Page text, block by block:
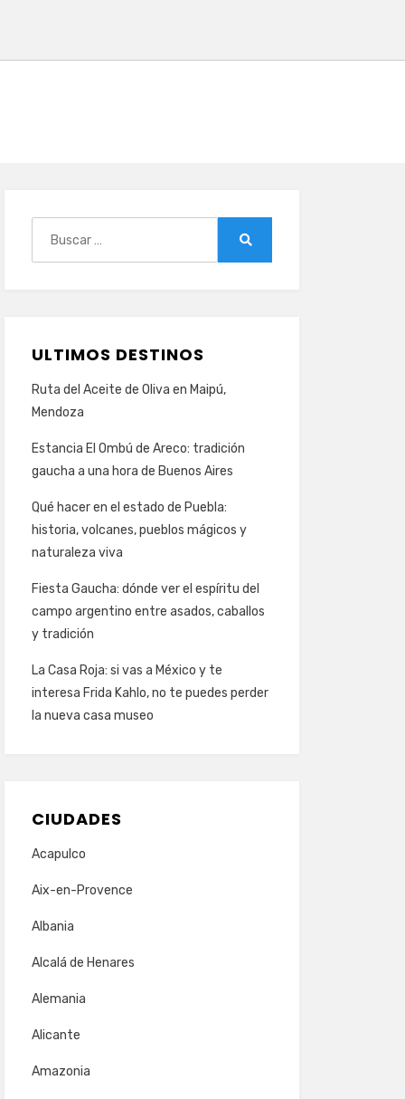
ULTIMOS DESTINOS
Ruta del Aceite de Oliva en Maipú,
Mendoza
Estancia El Ombú de Areco: tradición
gaucha a una hora de Buenos Aires
Qué hacer en el estado de Puebla:
historia, volcanes, pueblos mágicos y
naturaleza viva
Fiesta Gaucha: dónde ver el espíritu del
campo argentino entre asados, caballos
y tradición
La Casa Roja: si vas a México y te
interesa Frida Kahlo, no te puedes perder
la nueva casa museo
CIUDADES
Acapulco
Aix-en-Provence
Albania
Alcalá de Henares
Alemania
Alicante
Amazonia